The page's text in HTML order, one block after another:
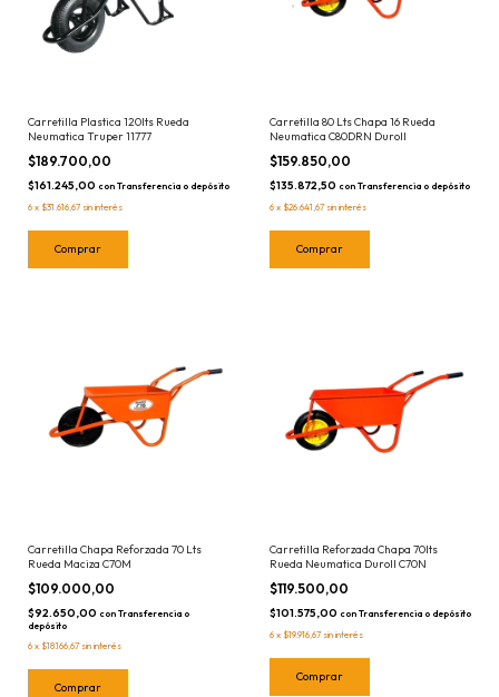
Carretilla Plastica 120lts Rueda
Neumatica Truper 11777
$189.700,00
$161.245,00 con Transferencia o depósito
6 x $31.616,67 sin interés
Carretilla 80 Lts Chapa 16 Rueda
Neumatica C80DRN Duroll
$159.850,00
$135.872,50 con Transferencia o depósito
6 x $26.641,67 sin interés
Carretilla Chapa Reforzada 70 Lts
Rueda Maciza C70M
$109.000,00
$92.650,00 con Transferencia o
depósito
6 x $18.166,67 sin interés
Carretilla Reforzada Chapa 70lts
Rueda Neumatica Duroll C70N
$119.500,00
$101.575,00 con Transferencia o depósito
6 x $19.916,67 sin interés